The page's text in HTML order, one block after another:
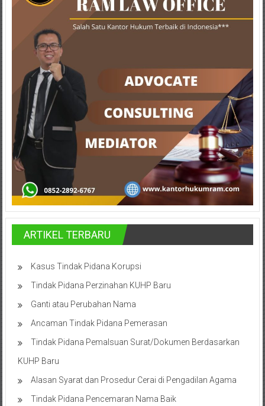
Badung,
Gianyar,
Mataram,
Lombok,
Temanggung,
Sragen,
Karanganyar,
Malang,
Kediri,
Madiun,
Cilacap,
Banjarnegara,
Temanggung,
Wonosobo,
Cirebon,
Karawang,
ARTIKEL TERBARU
Kasus Tindak Pidana Korupsi
Tindak Pidana Perzinahan KUHP Baru
Ganti atau Perubahan Nama
Ancaman Tindak Pidana Pemerasan
Tindak Pidana Pemalsuan Surat/Dokumen Berdasarkan
KUHP Baru
Alasan Syarat dan Prosedur Cerai di Pengadilan Agama
Tindak Pidana Pencemaran Nama Baik